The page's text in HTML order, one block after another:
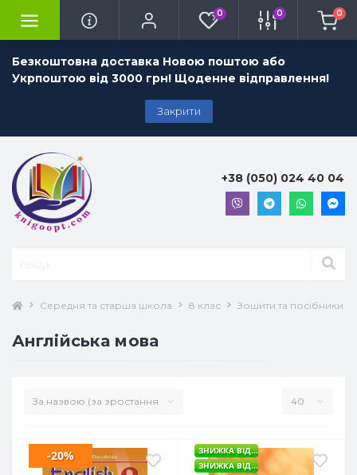
Безкоштовна доставка Новою поштою або
Укрпоштою від 3000 грн! Щоденне відправлення!
Закрити
0 0 0
+38 (050) 024 40 04
Середня та старша школа 8 клас Зошити та посібники 8
Англійська мова
-20%
ЗНИЖКА ВІД...
ЗНИЖКА ВІД...